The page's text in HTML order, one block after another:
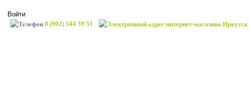
Войти
8 (902) 544 39 51